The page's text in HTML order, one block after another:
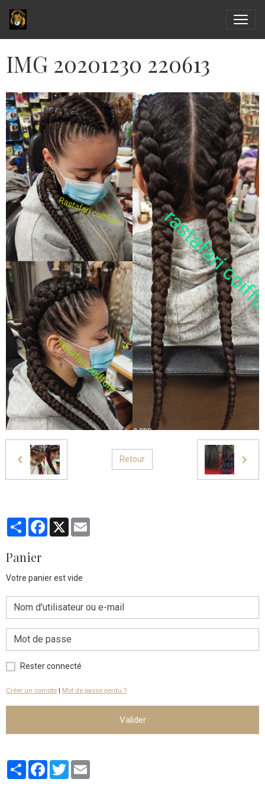
IMG 20201230 220613
Retour
PartagerFacebook
X
Panier
Votre panier est vide
Rester connecté
Créer un compte | Mot de passe perdu ?
Valider
PartagerFacebook
Twitter